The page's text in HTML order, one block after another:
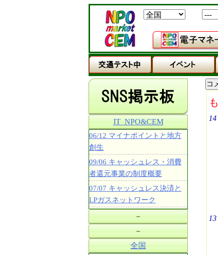
14
13
IT_NPO&CEM
06/12 マイナポイントと地方
創生
09/06 キャッシュレス・消費
者還元事業の制度概要
07/07 キャッシュレス決済と
LPガスネットワーク
－
－
全国